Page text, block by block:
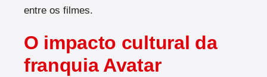
entre os filmes.
O impacto cultural da
franquia Avatar